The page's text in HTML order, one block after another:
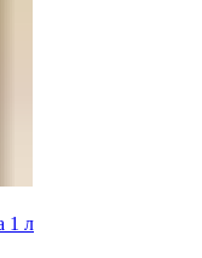
1 л